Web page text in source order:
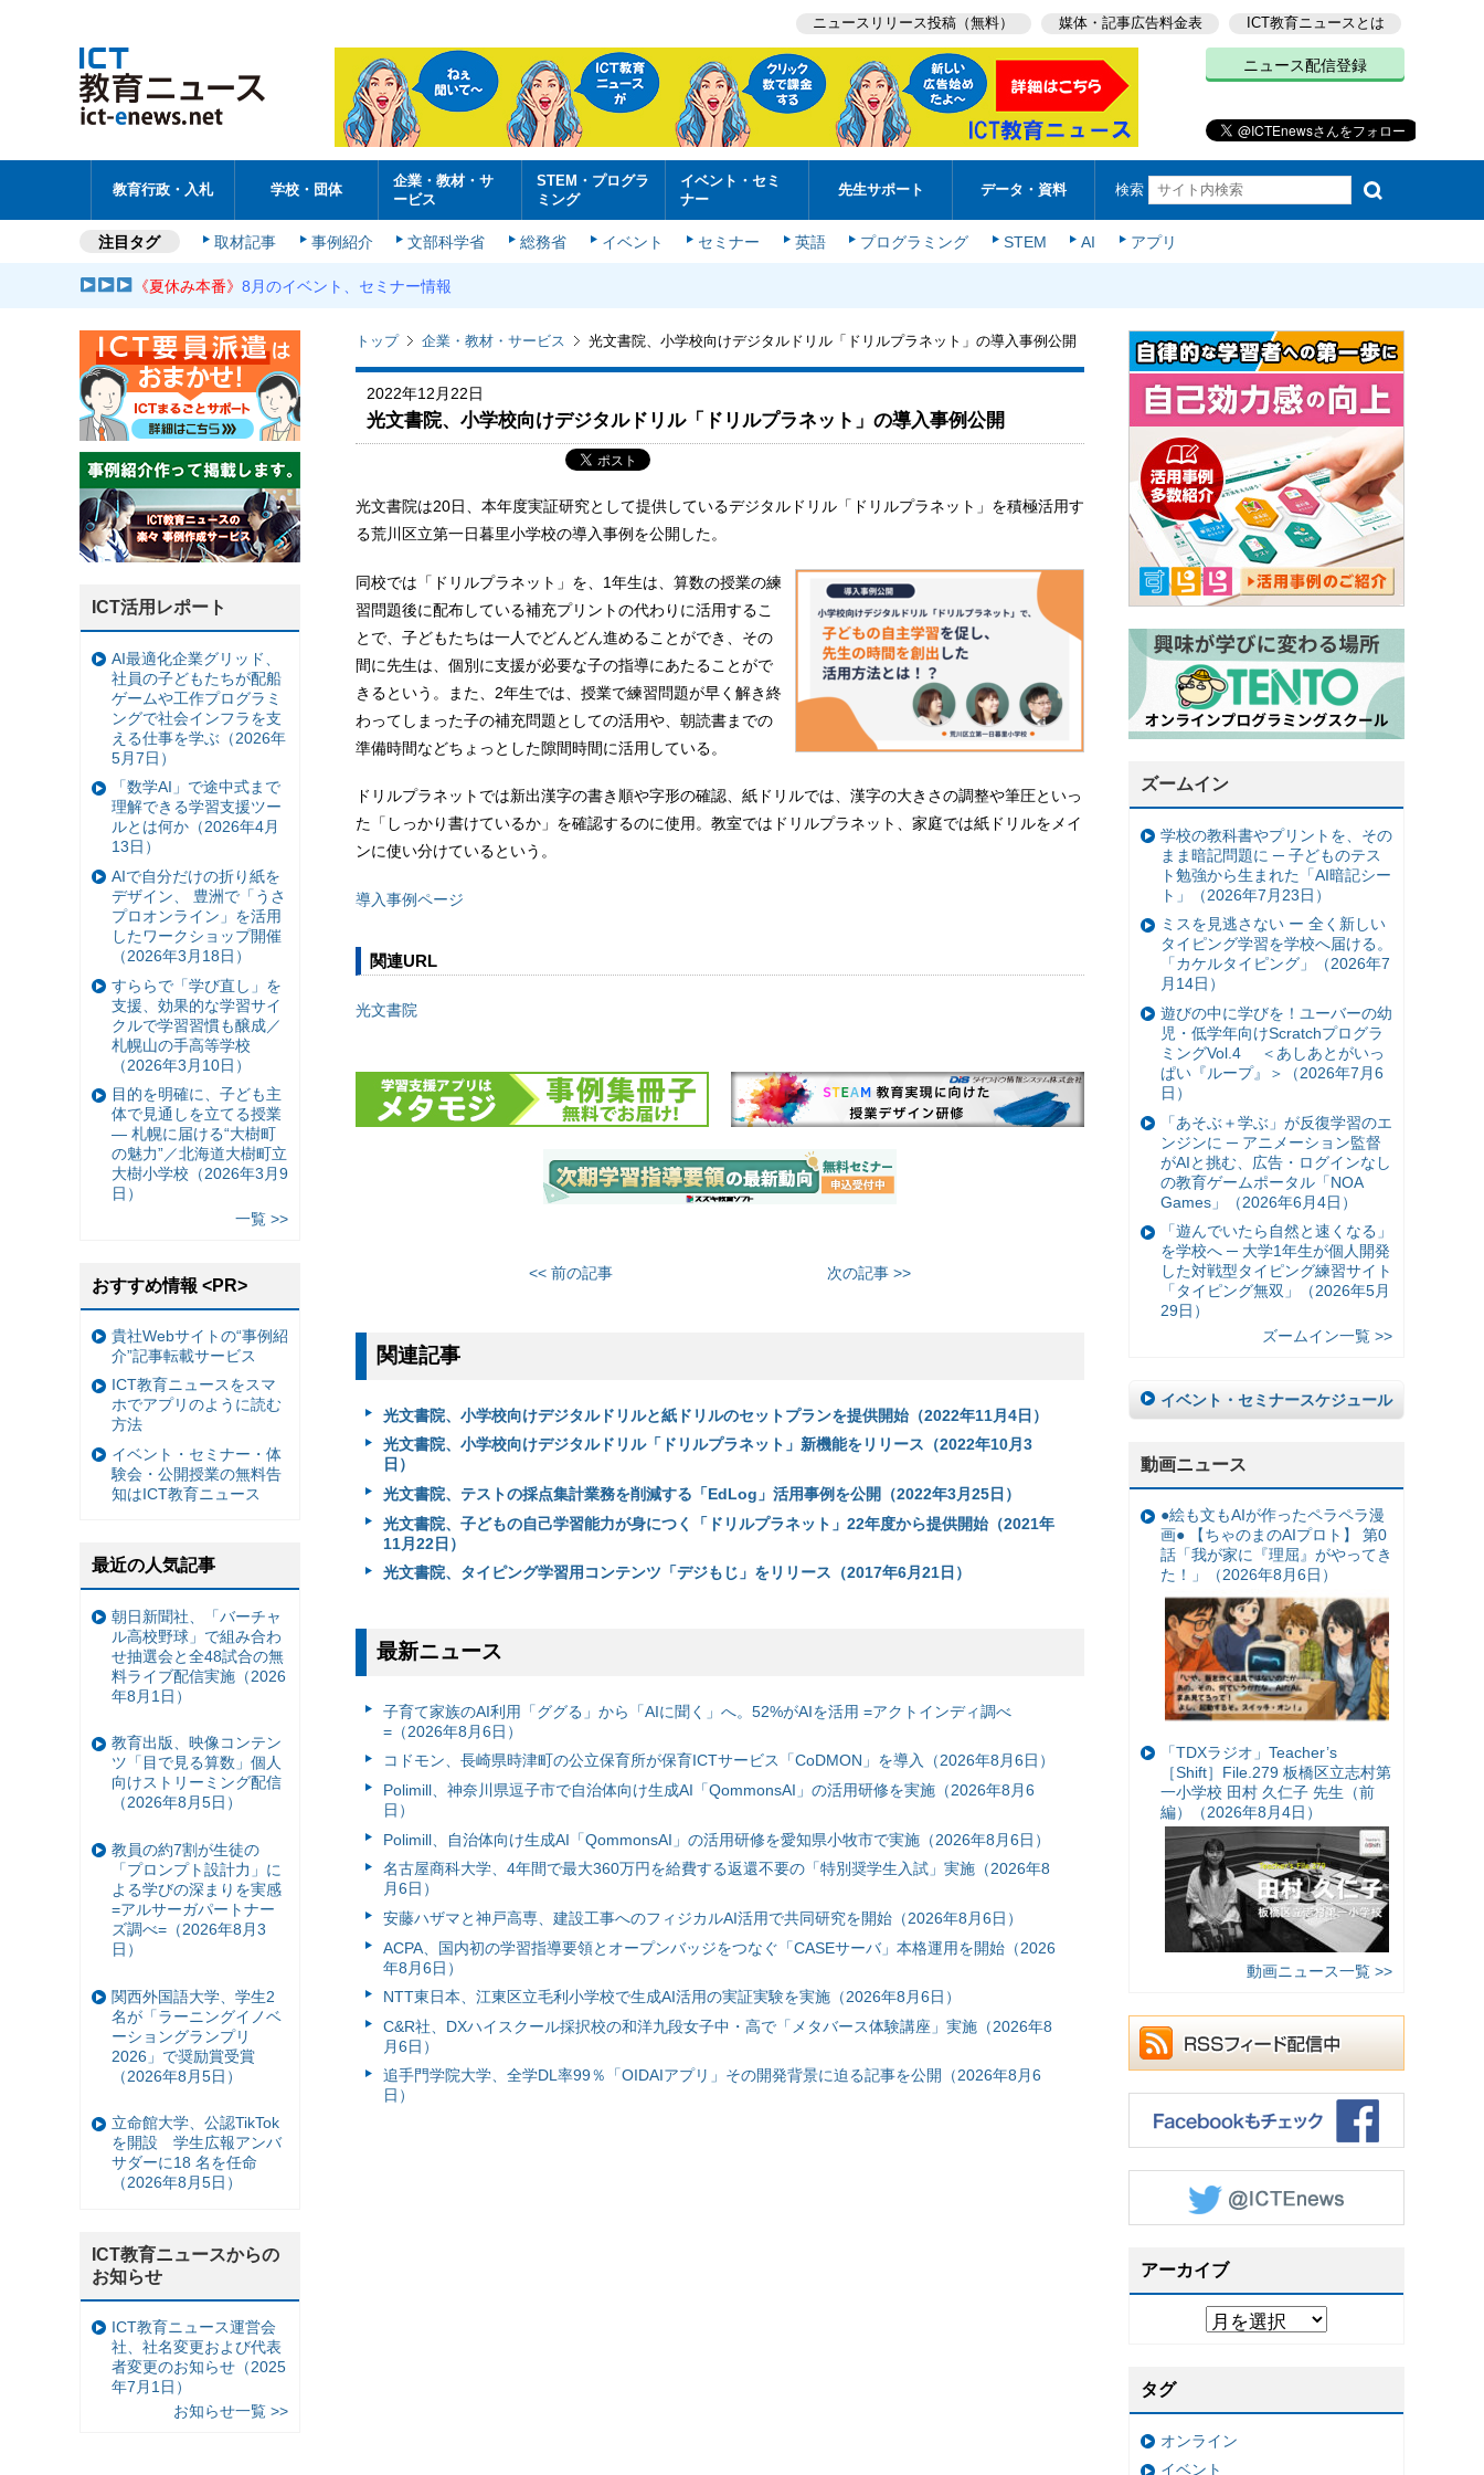
ニュースリリース投稿（無料） 媒体・記事広告料金表 ICT教育ニュースとは
ニュース配信登録
教育行政・入札 学校・団体
企業・教材・サ
ービス
STEM・プログラ
ミング
イベント・セミ
ナー
先生サポート データ・資料 検索
注目タグ 取材記事 事例紹介 文部科学省 総務省 イベント セミナー 英語 プログラミング STEM AI アプリ
《夏休み本番》8月のイベント、セミナー情報
トップ 企業・教材・サービス 光文書院、小学校向けデジタルドリル「ドリルプラネット」の導入事例公開
2022年12月22日
光文書院、小学校向けデジタルドリル「ドリルプラネット」の導入事例公開
光文書院は20日、本年度実証研究として提供しているデジタルドリル「ドリルプラネット」を積極活用す
る荒川区立第一日暮里小学校の導入事例を公開した。
同校では「ドリルプラネット」を、1年生は、算数の授業の練
習問題後に配布している補充プリントの代わりに活用するこ
とで、子どもたちは一人でどんどん進めることができ、その
間に先生は、個別に支援が必要な子の指導にあたることがで
きるという。また、2年生では、授業で練習問題が早く解き終
わってしまった子の補充問題としての活用や、朝読書までの
準備時間などちょっとした隙間時間に活用している。
ドリルプラネットでは新出漢字の書き順や字形の確認、紙ドリルでは、漢字の大きさの調整や筆圧といっ
た「しっかり書けているか」を確認するのに使用。教室ではドリルプラネット、家庭では紙ドリルをメイ
ンに使い分けているという。
導入事例ページ
関連URL
光文書院
<< 前の記事 次の記事 >>
関連記事
光文書院、小学校向けデジタルドリルと紙ドリルのセットプランを提供開始（2022年11月4日）
光文書院、小学校向けデジタルドリル「ドリルプラネット」新機能をリリース（2022年10月3
日）
光文書院、テストの採点集計業務を削減する「EdLog」活用事例を公開（2022年3月25日）
光文書院、子どもの自己学習能力が身につく「ドリルプラネット」22年度から提供開始（2021年
11月22日）
光文書院、タイピング学習用コンテンツ「デジもじ」をリリース（2017年6月21日）
最新ニュース
子育て家族のAI利用「ググる」から「AIに聞く」へ。52%がAIを活用 =アクトインディ調べ
=（2026年8月6日）
コドモン、長崎県時津町の公立保育所が保育ICTサービス「CoDMON」を導入（2026年8月6日）
Polimill、神奈川県逗子市で自治体向け生成AI「QommonsAI」の活用研修を実施（2026年8月6
日）
Polimill、自治体向け生成AI「QommonsAI」の活用研修を愛知県小牧市で実施（2026年8月6日）
名古屋商科大学、4年間で最大360万円を給費する返還不要の「特別奨学生入試」実施（2026年8
月6日）
安藤ハザマと神戸高専、建設工事へのフィジカルAI活用で共同研究を開始（2026年8月6日）
ACPA、国内初の学習指導要領とオープンバッジをつなぐ「CASEサーバ」本格運用を開始（2026
年8月6日）
NTT東日本、江東区立毛利小学校で生成AI活用の実証実験を実施（2026年8月6日）
C&R社、DXハイスクール採択校の和洋九段女子中・高で「メタバース体験講座」実施（2026年8
月6日）
追手門学院大学、全学DL率99％「OIDAIアプリ」その開発背景に迫る記事を公開（2026年8月6
日）
ズームイン
学校の教科書やプリントを、その
まま暗記問題に ─ 子どものテス
ト勉強から生まれた「AI暗記シー
ト」（2026年7月23日）
ミスを見逃さない ー 全く新しい
タイピング学習を学校へ届ける。
「カケルタイピング」（2026年7
月14日）
遊びの中に学びを！ユーバーの幼
児・低学年向けScratchプログラ
ミングVol.4 ＜あしあとがいっ
ぱい『ループ』＞（2026年7月6
日）
「あそぶ＋学ぶ」が反復学習のエ
ンジンに ─ アニメーション監督
がAIと挑む、広告・ログインなし
の教育ゲームポータル「NOA
Games」（2026年6月4日）
「遊んでいたら自然と速くなる」
を学校へ ─ 大学1年生が個人開発
した対戦型タイピング練習サイト
「タイピング無双」（2026年5月
29日）
ズームイン一覧 >>
イベント・セミナースケジュール
動画ニュース
●絵も文もAIが作ったペラペラ漫
画● 【ちゃのまのAIプロト】 第0
話「我が家に『理屈』がやってき
た！」（2026年8月6日）
「TDXラジオ」Teacher’s
［Shift］File.279 板橋区立志村第
一小学校 田村 久仁子 先生（前
編）（2026年8月4日）
動画ニュース一覧 >>
アーカイブ
タグ
オンライン
イベント
ICT活用レポート
AI最適化企業グリッド、
社員の子どもたちが配船
ゲームや工作プログラミ
ングで社会インフラを支
える仕事を学ぶ（2026年
5月7日）
「数学AI」で途中式まで
理解できる学習支援ツー
ルとは何か（2026年4月
13日）
AIで自分だけの折り紙を
デザイン、 豊洲で「うさ
プロオンライン」を活用
したワークショップ開催
（2026年3月18日）
すららで「学び直し」を
支援、効果的な学習サイ
クルで学習習慣も醸成／
札幌山の手高等学校
（2026年3月10日）
目的を明確に、子ども主
体で見通しを立てる授業
— 札幌に届ける“大樹町
の魅力”／北海道大樹町立
大樹小学校（2026年3月9
日）
一覧 >>
おすすめ情報 <PR>
貴社Webサイトの“事例紹
介”記事転載サービス
ICT教育ニュースをスマ
ホでアプリのように読む
方法
イベント・セミナー・体
験会・公開授業の無料告
知はICT教育ニュース
最近の人気記事
朝日新聞社、「バーチャ
ル高校野球」で組み合わ
せ抽選会と全48試合の無
料ライブ配信実施（2026
年8月1日）
教育出版、映像コンテン
ツ「目で見る算数」個人
向けストリーミング配信
（2026年8月5日）
教員の約7割が生徒の
「プロンプト設計力」に
よる学びの深まりを実感
=アルサーガパートナー
ズ調べ=（2026年8月3
日）
関西外国語大学、学生2
名が「ラーニングイノベ
ーショングランプリ
2026」で奨励賞受賞
（2026年8月5日）
立命館大学、公認TikTok
を開設 学生広報アンバ
サダーに18 名を任命
（2026年8月5日）
ICT教育ニュースからの
お知らせ
ICT教育ニュース運営会
社、社名変更および代表
者変更のお知らせ（2025
年7月1日）
お知らせ一覧 >>